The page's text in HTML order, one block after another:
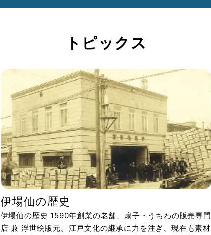
トピックス
伊場仙の歴史
伊場仙の歴史 1590年創業の老舗、扇子・うちわの販売専門
店 兼 浮世絵版元。江戸文化の継承に力を注ぎ、現在も素材